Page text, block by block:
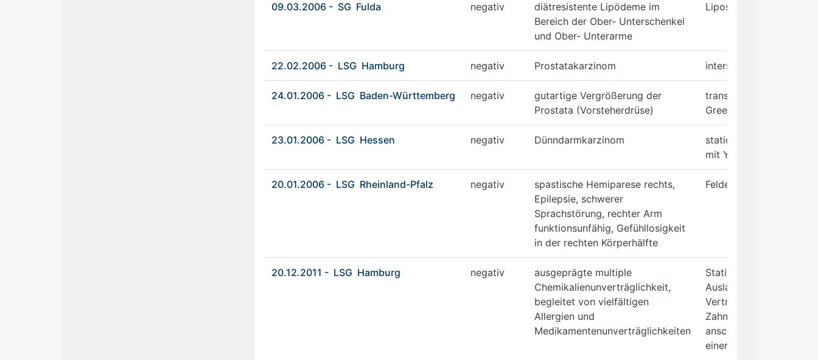
09.03.2006 - SG Fulda negativ
diätresistente Lipödeme im
Bereich der Ober- Unterschenkel
und Ober- Unterarme
Liposuktion
22.02.2006 - LSG Hamburg negativ Prostatakarzinom interstitielle
24.01.2006 - LSG Baden-Württemberg negativ
gutartige Vergrößerung der
Prostata (Vorsteherdrüse)
transurethrale
Greenlightlaser
23.01.2006 - LSG Hessen negativ Dünndarmkarzinom
stationäre Behandlung
mit Yttrium-DOTATOC
20.01.2006 - LSG Rheinland-Pfalz negativ
spastische Hemiparese rechts,
Epilepsie, schwerer
Sprachstörung, rechter Arm
funktionsunfähig, Gefühllosigkeit
in der rechten Körperhälfte
Feldenkrais-Therapie
20.12.2011 - LSG Hamburg negativ
ausgeprägte multiple
Chemikalienunverträglichkeit,
begleitet von vielfältigen
Allergien und
Medikamentenunverträglichkeiten
Stationäre Behandlung
Ausland zum Test
Verträglichkeit von
Zahnfüllstoffen, zur
anschließenden
einer Zahnsanierung.